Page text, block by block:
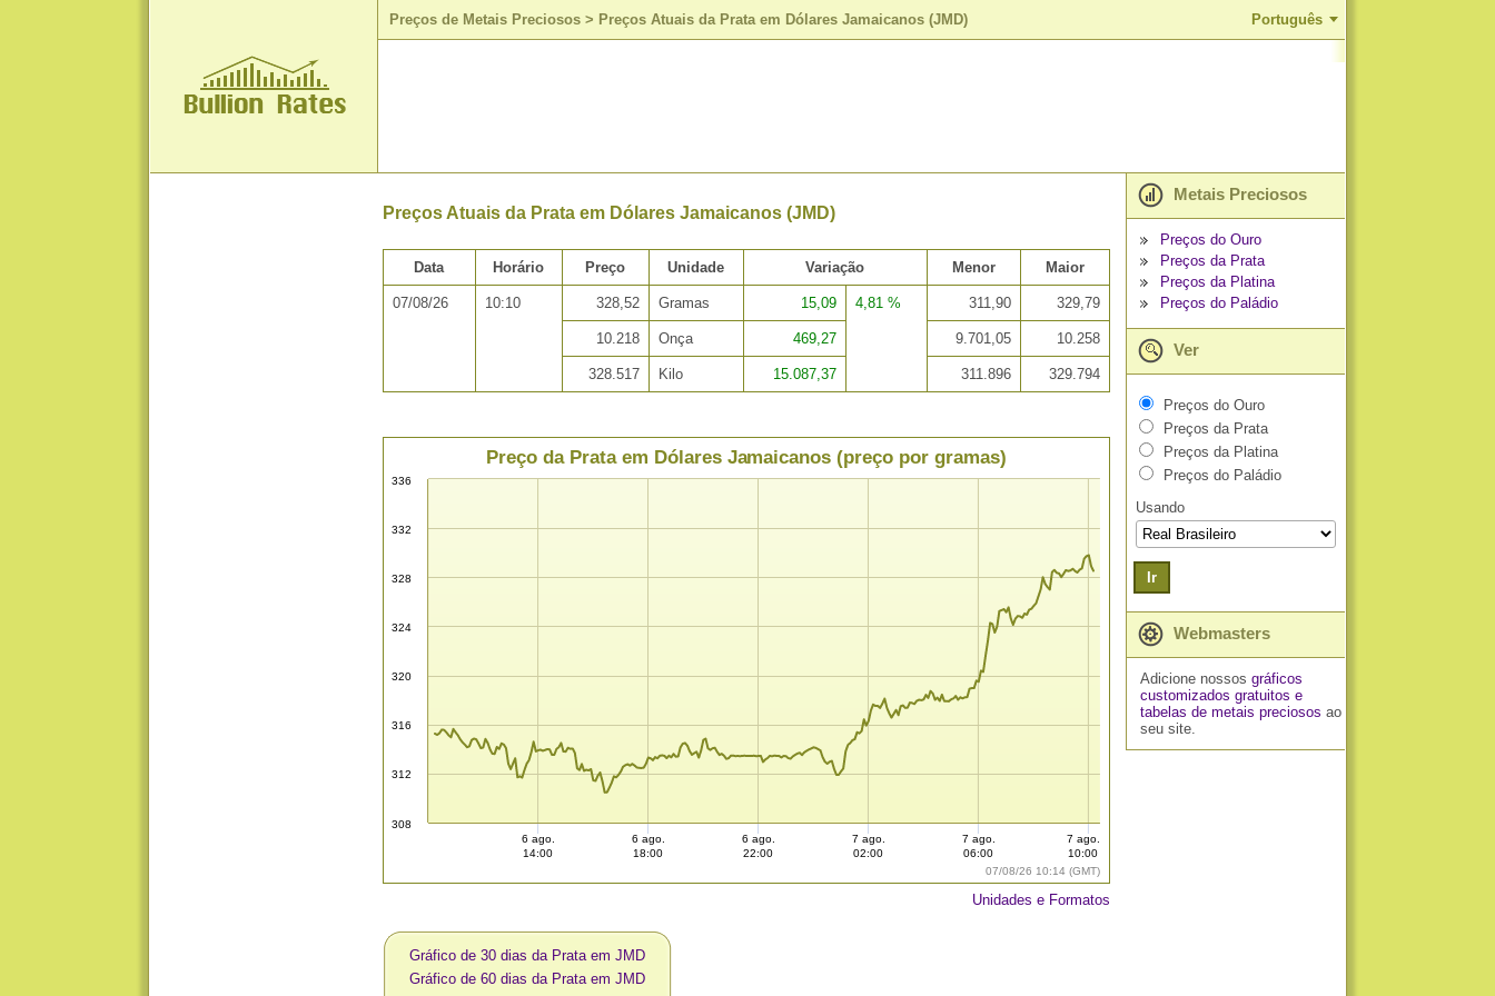
Preços de Metais Preciosos > Preços Atuais da Prata em Dólares Jamaicanos (JMD) Português
Preços Atuais da Prata em Dólares Jamaicanos (JMD)
Data Horário Preço Unidade Variação Menor Maior
07/08/26 10:10 328,52 Gramas 15,09 4,81 % 311,90 329,79
10.218 Onça 469,27 9.701,05 10.258
328.517 Kilo 15.087,37 311.896 329.794
07/08/26 10:14 (GMT)
Preço da Prata em Dólares Jamaicanos (preço por gramas)
308
312
316
320
324
328
332
336
6 ago.
14:00
6 ago.
18:00
6 ago.
22:00
7 ago.
02:00
7 ago.
06:00
7 ago.
10:00
Unidades e Formatos
Gráfico de 30 dias da Prata em JMD
Gráfico de 60 dias da Prata em JMD
Metais Preciosos
Preços do Ouro
Preços da Prata
Preços da Platina
Preços do Paládio
Ver
Preços do Ouro
Preços da Prata
Preços da Platina
Preços do Paládio
Usando
Ir
Webmasters
Adicione nossos gráficos
customizados gratuitos e
tabelas de metais preciosos ao
seu site.